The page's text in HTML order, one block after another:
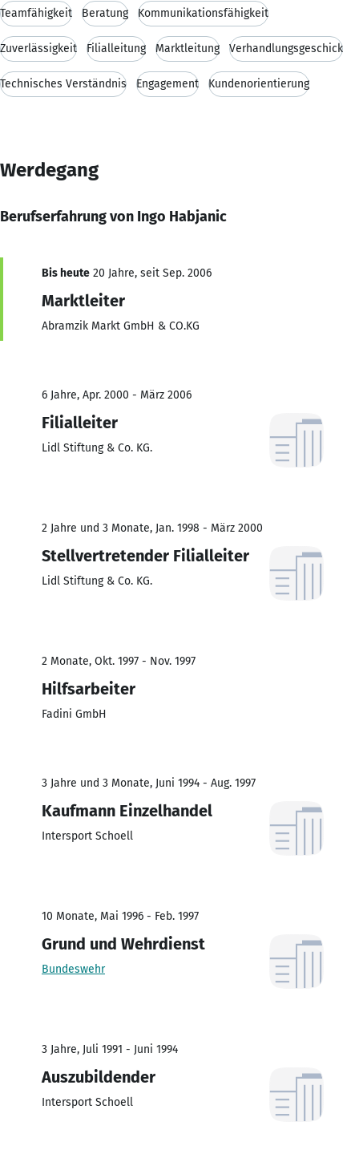
Teamfähigkeit Beratung Kommunikationsfähigkeit
Zuverlässigkeit Filialleitung Marktleitung Verhandlungsgeschick
Technisches Verständnis Engagement Kundenorientierung
Werdegang
Berufserfahrung von Ingo Habjanic
Bis heute 20 Jahre, seit Sep. 2006
Marktleiter
Abramzik Markt GmbH & CO.KG
6 Jahre, Apr. 2000 - März 2006
Filialleiter
Lidl Stiftung & Co. KG.
2 Jahre und 3 Monate, Jan. 1998 - März 2000
Stellvertretender Filialleiter
Lidl Stiftung & Co. KG.
2 Monate, Okt. 1997 - Nov. 1997
Hilfsarbeiter
Fadini GmbH
3 Jahre und 3 Monate, Juni 1994 - Aug. 1997
Kaufmann Einzelhandel
Intersport Schoell
10 Monate, Mai 1996 - Feb. 1997
Grund und Wehrdienst
Bundeswehr
3 Jahre, Juli 1991 - Juni 1994
Auszubildender
Intersport Schoell